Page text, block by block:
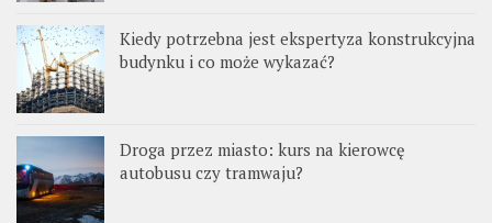
Kiedy potrzebna jest ekspertyza konstrukcyjna
budynku i co może wykazać?
Droga przez miasto: kurs na kierowcę
autobusu czy tramwaju?